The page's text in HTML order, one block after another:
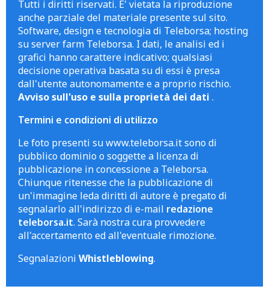
Tutti i diritti riservati. E' vietata la riproduzione
anche parziale del materiale presente sul sito.
Software, design e tecnologia di Teleborsa; hosting
su server farm Teleborsa. I dati, le analisi ed i
grafici hanno carattere indicativo; qualsiasi
decisione operativa basata su di essi è presa
dall'utente autonomamente e a proprio rischio.
Avviso sull'uso e sulla proprietà dei dati .
Termini e condizioni di utilizzo
Le foto presenti su www.teleborsa.it sono di
pubblico dominio o soggette a licenza di
pubblicazione in concessione a Teleborsa.
Chiunque ritenesse che la pubblicazione di
un'immagine leda diritti di autore è pregato di
segnalarlo all'indirizzo di e-mail redazione
teleborsa.it. Sarà nostra cura provvedere
all'accertamento ed all'eventuale rimozione.
Segnalazioni Whistleblowing.